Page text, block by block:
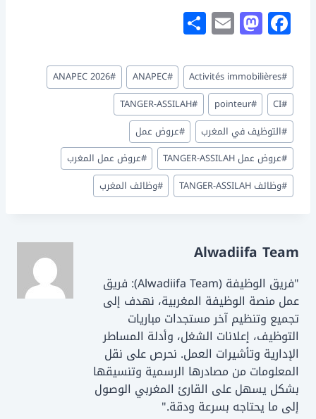
F
a
c
e
b
o
o
k
M
a
st
o
d
o
n
E
m
ai
l
ar
e
وسوم
المقال:
#
Activités immobilières
#
ANAPEC
#
ANAPEC 2026
#
CI
#
pointeur
#
TANGER-ASSILAH
#التوظيف في المغرب #عروض عمل
#عروض عمل TANGER-ASSILAH #عروض عمل المغرب
#وظائف TANGER-ASSILAH #وظائف المغرب
Alwadiifa Team
"فريق الوظيفة (Alwadiifa Team): فريق
عمل منصة الوظيفة المغربية، نهدف إلى
تجميع وتنظيم آخر مستجدات مباريات
التوظيف، إعلانات الشغل، وأدلة المساطر
الإدارية وتأشيرات العمل. نحرص على نقل
المعلومات من مصادرها الرسمية وتنسيقها
بشكل يسهل على القارئ المغربي الوصول
إلى ما يحتاجه بسرعة ودقة."